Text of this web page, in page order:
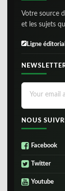
Votre source
et les sujets
Ligne
NOUS
Facebook
Twitter
Youtube